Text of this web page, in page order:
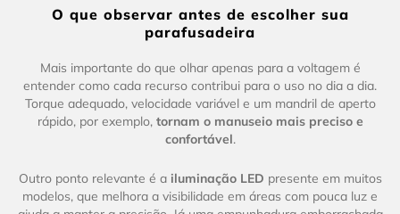
O que observar antes de escolher sua
parafusadeira
Mais importante do que olhar apenas para a voltagem é
entender como cada recurso contribui para o uso no dia a dia.
Torque adequado, velocidade variável e um mandril de aperto
rápido, por exemplo, tornam o manuseio mais preciso e
confortável.
Outro ponto relevante é a iluminação LED presente em muitos
modelos, que melhora a visibilidade em áreas com pouca luz e